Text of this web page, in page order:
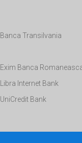
Banca Transilvania
Exim Banca
Libra Internet Bank
UniCredit Bank